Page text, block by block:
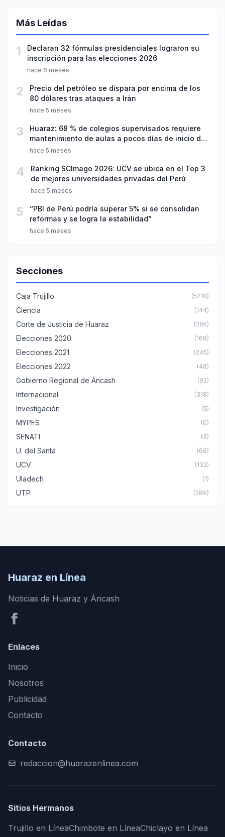
Más Leídas
1
Declaran 32 fórmulas presidenciales lograron su
inscripción para las elecciones 2026
hace 6 meses
2
Precio del petróleo se dispara por encima de los
80 dólares tras ataques a Irán
hace 5 meses
3
Huaraz: 68 % de colegios supervisados requiere
mantenimiento de aulas a pocos días de inicio del
año escolar 2026
hace 5 meses
4
Ranking SCImago 2026: UCV se ubica en el Top 3
de mejores universidades privadas del Perú
hace 5 meses
5
“PBI de Perú podría superar 5% si se consolidan
reformas y se logra la estabilidad”
hace 5 meses
Secciones
Caja Trujillo (5218)
Ciencia (144)
Corte de Justicia de Huaraz (285)
Elecciones 2020 (168)
Elecciones 2021 (245)
Elecciones 2022 (48)
Gobierno Regional de Áncash (92)
Internacional (318)
Investigación (5)
MYPES (0)
SENATI (3)
U. del Santa (66)
UCV (132)
Uladech (1)
UTP (289)
Huaraz en Línea
Noticias de Huaraz y Áncash
Enlaces
Inicio
Nosotros
Publicidad
Contacto
Contacto
redaccion@huarazenlinea.com
Sitios Hermanos
Trujillo en LíneaChimbote en LíneaChiclayo en Línea